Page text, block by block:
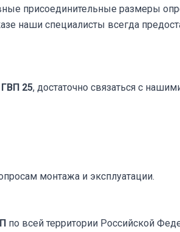
присоединительные размеры
наши специалисты всегда
25, достаточно связаться с
монтажа и эксплуатации.
по всей территории Российской